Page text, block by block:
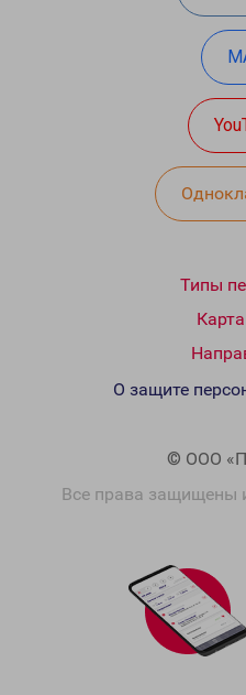
Типы
© ООО
Все права защищены
О защите